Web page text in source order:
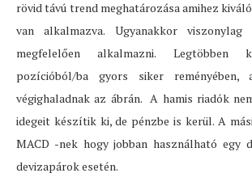
rövid távú trend meghatározása amihez
van alkalmazva. Ugyanakkor viszonylag
megfelelően alkalmazni. Legtöbben
pozícióból/ba gyors siker reményében,
végighaladnak az ábrán. A hamis riadók
idegeit készítik ki, de pénzbe is kerül. A
MACD -nek hogy jobban használható egy
devizapárok esetén.